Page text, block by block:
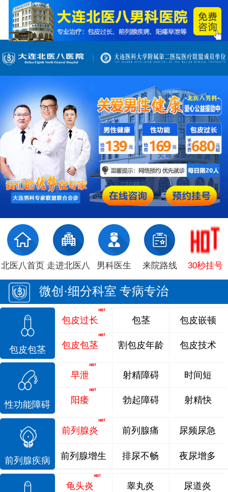
北医八首页 走进北医八 男科医生 来院路线 30秒挂号
微创·细分科室 专病专治
包皮包茎
包皮过长
包皮包茎
包茎
割包皮年龄
包皮嵌顿
包皮技术
性功能障碍
早泄
阳痿
射精障碍
勃起障碍
时间短
射精快
前列腺疾病
前列腺炎 前列腺痛 尿频尿急
前列腺增生 排尿不畅 夜尿增多
龟头炎 睾丸炎 尿道炎